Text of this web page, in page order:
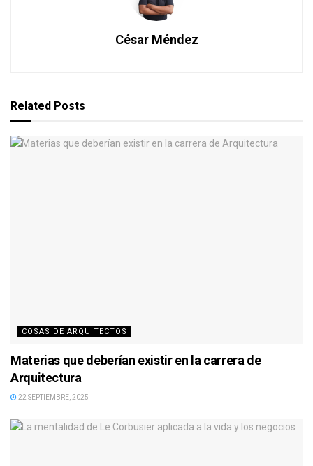
César Méndez
Related Posts
COSAS DE ARQUITECTOS
Materias que deberían existir en la carrera de
Arquitectura
22 SEPTIEMBRE, 2025